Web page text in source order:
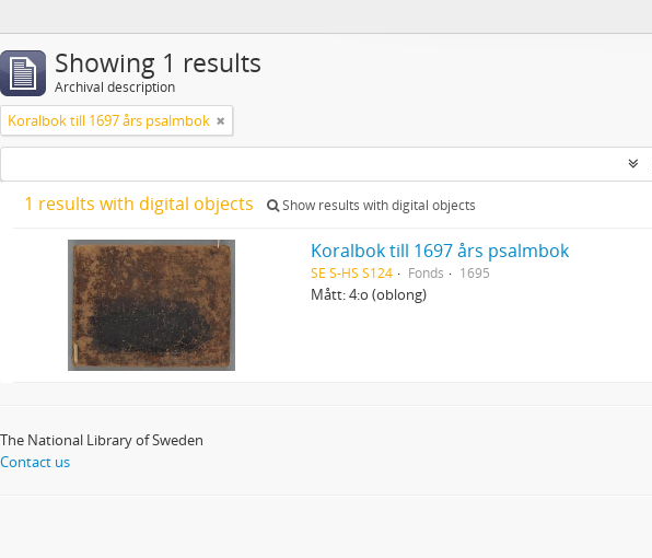
Showing 1 results
Archival description
Koralbok till 1697 års psalmbok
1 results with digital objects Show results with digital objects
Koralbok till 1697 års psalmbok
SE S-HS S124 Fonds 1695
Mått: 4:o (oblong)
The National Library of Sweden
Contact us